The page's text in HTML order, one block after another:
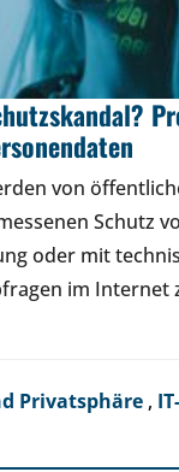
von
Schutz
oder mit
im Internet
Privatsphäre ,